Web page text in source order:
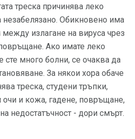
треска причинява леко
незабелязано. Обикновено има
излагане на вируса чрез
Ако имате леко
сте много болни, се очаква да
За някои хора обаче
треска, студени тръпки,
и кожа, гадене, повръщане,
недостатъчност - дори смърт.